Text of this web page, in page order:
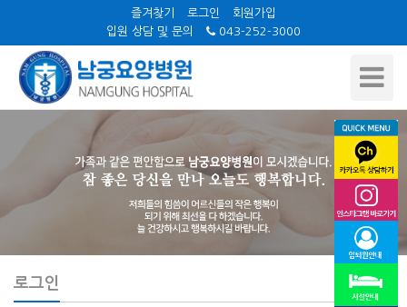
즐겨찾기 로그인
회원가입
입원 상담 및 문의
043-252-3000
Toggle
로그인